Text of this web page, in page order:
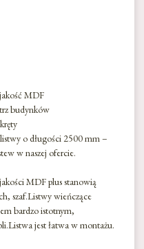
MDF
budynków
o długości 2500 mm –
w naszej ofercie.
MDF plus stanowią
szaf.Listwy wieńczące
bardzo istotnym,
jest łatwa w montażu.